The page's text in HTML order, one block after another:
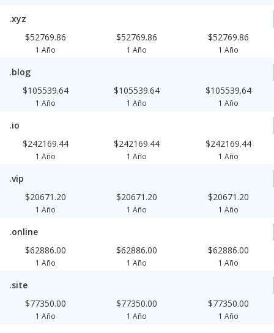
.xyz
$52769.86
1 Año
$52769.86
1 Año
$52769.86
1 Año
.blog
$105539.64
1 Año
$105539.64
1 Año
$105539.64
1 Año
.io
$242169.44
1 Año
$242169.44
1 Año
$242169.44
1 Año
.vip
$20671.20
1 Año
$20671.20
1 Año
$20671.20
1 Año
.online
$62886.00
1 Año
$62886.00
1 Año
$62886.00
1 Año
.site
$77350.00
1 Año
$77350.00
1 Año
$77350.00
1 Año